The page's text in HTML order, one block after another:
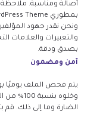
أصالة ومناسبة.
ونحن نقدر جهود
والتعبيرات والعلامات
بصدق ودقة.
آمن ومضمون
وخلوه
الضارة وما إلى ذلك. قم